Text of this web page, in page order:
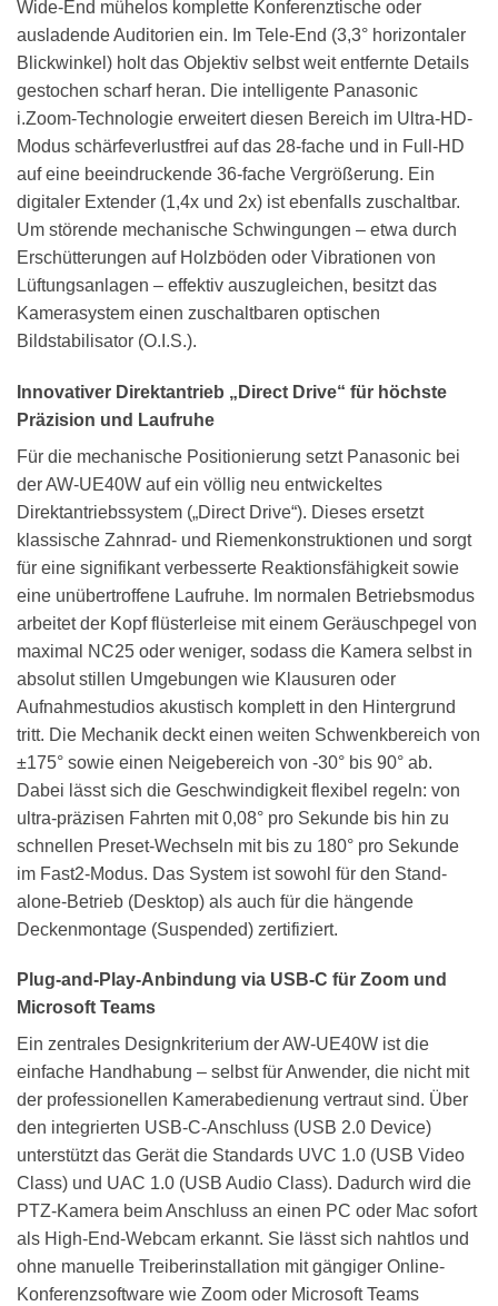
Wide-End mühelos komplette Konferenztische oder
ausladende Auditorien ein. Im Tele-End (3,3° horizontaler
Blickwinkel) holt das Objektiv selbst weit entfernte Details
gestochen scharf heran. Die intelligente Panasonic
i.Zoom-Technologie erweitert diesen Bereich im Ultra-HD-
Modus schärfeverlustfrei auf das 28-fache und in Full-HD
auf eine beeindruckende 36-fache Vergrößerung. Ein
digitaler Extender (1,4x und 2x) ist ebenfalls zuschaltbar.
Um störende mechanische Schwingungen – etwa durch
Erschütterungen auf Holzböden oder Vibrationen von
Lüftungsanlagen – effektiv auszugleichen, besitzt das
Kamerasystem einen zuschaltbaren optischen
Bildstabilisator (O.I.S.).
Innovativer Direktantrieb „Direct Drive“ für höchste
Präzision und Laufruhe
Für die mechanische Positionierung setzt Panasonic bei
der AW-UE40W auf ein völlig neu entwickeltes
Direktantriebssystem („Direct Drive“). Dieses ersetzt
klassische Zahnrad- und Riemenkonstruktionen und sorgt
für eine signifikant verbesserte Reaktionsfähigkeit sowie
eine unübertroffene Laufruhe. Im normalen Betriebsmodus
arbeitet der Kopf flüsterleise mit einem Geräuschpegel von
maximal NC25 oder weniger, sodass die Kamera selbst in
absolut stillen Umgebungen wie Klausuren oder
Aufnahmestudios akustisch komplett in den Hintergrund
tritt. Die Mechanik deckt einen weiten Schwenkbereich von
±175° sowie einen Neigebereich von -30° bis 90° ab.
Dabei lässt sich die Geschwindigkeit flexibel regeln: von
ultra-präzisen Fahrten mit 0,08° pro Sekunde bis hin zu
schnellen Preset-Wechseln mit bis zu 180° pro Sekunde
im Fast2-Modus. Das System ist sowohl für den Stand-
alone-Betrieb (Desktop) als auch für die hängende
Deckenmontage (Suspended) zertifiziert.
Plug-and-Play-Anbindung via USB-C für Zoom und
Microsoft Teams
Ein zentrales Designkriterium der AW-UE40W ist die
einfache Handhabung – selbst für Anwender, die nicht mit
der professionellen Kamerabedienung vertraut sind. Über
den integrierten USB-C-Anschluss (USB 2.0 Device)
unterstützt das Gerät die Standards UVC 1.0 (USB Video
Class) und UAC 1.0 (USB Audio Class). Dadurch wird die
PTZ-Kamera beim Anschluss an einen PC oder Mac sofort
als High-End-Webcam erkannt. Sie lässt sich nahtlos und
ohne manuelle Treiberinstallation mit gängiger Online-
Konferenzsoftware wie Zoom oder Microsoft Teams